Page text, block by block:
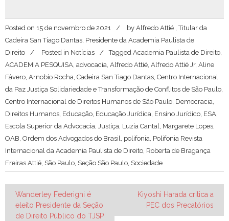
Posted on 15 de novembro de 2021 by Alfredo Attié , Titular da
Cadeira San Tiago Dantas, Presidente da Academia Paulista de
Direito
Posted in Notícias Tagged Academia Paulista de Direito,
ACADEMIA PESQUISA, advocacia, Alfredo Attié, Alfredo Attié Jr, Aline
Fávero, Arnobio Rocha, Cadeira San Tiago Dantas, Centro Internacional
da Paz Justiça Solidariedade e Transformação de Conflitos de São Paulo,
Centro Internacional de Direitos Humanos de São Paulo, Democracia,
Direitos Humanos, Educação, Educação Jurídica, Ensino Jurídico, ESA,
Escola Superior da Advocacia, Justiça, Luzia Cantal, Margarete Lopes,
OAB, Ordem dos Advogados do Brasil, polifonia, Polifonia Revista
Internacional da Academia Paulista de Direito, Roberta de Bragança
Freiras Attié, São Paulo, Seção São Paulo, Sociedade
Navegação
de
Wanderley Federighi é
eleito Presidente da Seção
de Direito Público do TJSP
Kiyoshi Harada critica a
PEC dos Precatórios